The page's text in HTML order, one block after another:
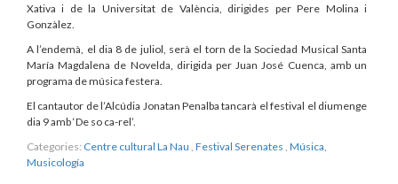
Xativa i de la Universitat de València, dirigides per Pere Molina i
Gonzàlez.
A l’endemà, el dia 8 de juliol, serà el torn de la Sociedad Musical Santa
María Magdalena de Novelda, dirigida per Juan José Cuenca, amb un
programa de música festera.
El cantautor de l’Alcúdia Jonatan Penalba tancarà el festival el diumenge
dia 9 amb ‘De so ca-rel’.
Categories: Centre cultural La Nau Festival Serenates Música,
Musicología